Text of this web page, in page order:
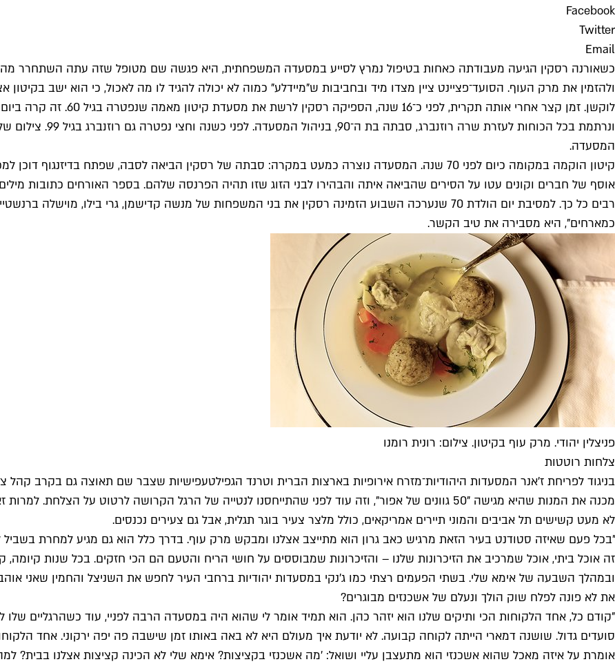
Facebook
Twitter
Email
כשאורנה רסקין הגיעה מעבודתה כאחות בטיפול נמרץ לסייע במסעדה המשפחתית, היא פגשה שם מטופל שזה עתה השתחרר
ולהזמין את מרק העוף. הסועד־פציינט ציין מצדו מיד ובחביבות ש"מיידלע" כמוה לא יכולה להגיד לו מה לאכול, כי הוא ישב
לוקשן. זמן קצר אחרי אותה
ונרתמת בכל הכוחות
המסעדה.
קיטון הוקמה במקומה כיום לפני 70 שנה. המסעדה נוצרה כמעט במקרה: סבתה של רסקין הביאה לסבה, שפתח
אוסף של חברים וקונים עטו על הסירים שהביאה איתה והבהירו לבני הזוג שזו תהיה הפרנסה שלהם. בספר האורחים כתובות מילים
רבים כל כך. למסיבת יום הולדת 70 שנערכה השבוע הזמינה רסקין את בני המשפחות של מנשה קדישמן, גרי בילו,
כמארחים", היא מסבירה את טיב הקשר.
פניצלין יהודי. מרק עוף בקיטון. צילום: רונית רומנו
צלחות רוטטות
בניגוד לפריחת ז'אנר המסעדות היהודיות־מזרח אירופיות בארצות הברית וטרנד הגפילטעפישיות שצבר שם תאוצה גם בקרב קהל
מכנה את המנות שהיא מגישה "50 גוונים של אפור", וזה עוד לפני שהתייחסנו לנטייה של הרגל הקרושה לרטוט על
לא מעט קשישים תל אביבים והמוני תיירים אמריקאים, כולל מלצר צעיר בוגר תגלית, אבל גם צעירים נכנסים.
"בכל פעם שאיזה סטודנט בעיר הזאת מרגיש כאב גרון הוא מתייצב אצלנו ומבקש מרק עוף. בדרך כלל הוא גם מגיע למחרת בשביל
זה אוכל ביתי, אוכל שמרכיב את הזיכרונות שלנו – והזיכרונות שמבוססים על חושי הריח והטעם הם הכי חזקים. בכל שנות
ובמהלך השבעה של אימא שלי. בשתי הפעמים רצתי כמו ג'נקי במסעדות יהודיות ברחבי העיר לחפש את השניצל והחמין שאני
את לא פונה לפלח שוק הולך ונעלם של אשכנזים מבוגרים?
"קודם כל, אחד הלקוחות הכי ותיקים שלנו הוא יזהר כהן. הוא תמיד אומר לי שהוא היה במסעדה הרבה לפניי, עוד כשהרגליים
סועדים גדול. שושנה דמארי הייתה לקוחה קבועה. לא יודעת איך מעולם היא לא באה באותו זמן שישבה פה יפה ירקוני. אחד
אומרת על איזה מאכל שהוא אשכנזי הוא מתעצבן עליי ושואל: 'מה אשכנזי בקציצות? אימא שלי לא הכינה קציצות אצלנו בבית?